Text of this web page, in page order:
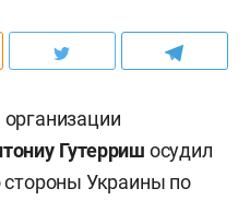
Гутерриш осудил
стороны Украины по